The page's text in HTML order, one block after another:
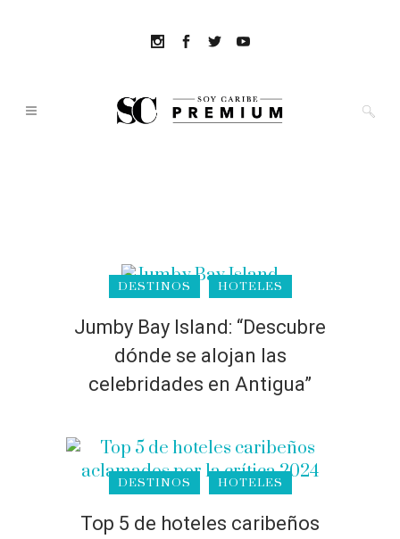
DESTINOS HOTELES
Jumby Bay Island: “Descubre
dónde se alojan las
celebridades en Antigua”
DESTINOS HOTELES
Top 5 de hoteles caribeños